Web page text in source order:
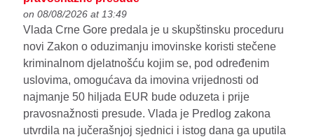
on 08/08/2026 at 13:49
Vlada Crne Gore predala je u skupštinsku proceduru
novi Zakon o oduzimanju imovinske koristi stečene
kriminalnom djelatnošću kojim se, pod određenim
uslovima, omogućava da imovina vrijednosti od
najmanje 50 hiljada EUR bude oduzeta i prije
pravosnažnosti presude. Vlada je Predlog zakona
utvrdila na jučerašnjoj sjednici i istog dana ga uputila